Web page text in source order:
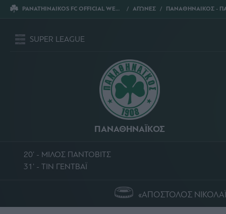
PANATHINAIKOS FC OFFICIAL WEBSITE ΑΓΩΝΕΣ ΠΑΝΑΘΗΝΑΙΚΟΣ -
SUPER LEAGUE
ΠΑΝΑΘΗΝΑΪΚΟΣ
20' - ΜΙΛΟΣ ΠΑΝΤΟΒΙΤΣ
31' - ΤΙΝ ΓΕΝΤΒΑΪ
«ΑΠΟΣΤΟΛΟΣ